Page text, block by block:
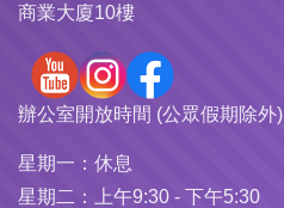
商業大廈10樓
辦公室開放時間 (公眾假期除外)
星期一： 休息
星期二：
上午9:30 - 下午5:30